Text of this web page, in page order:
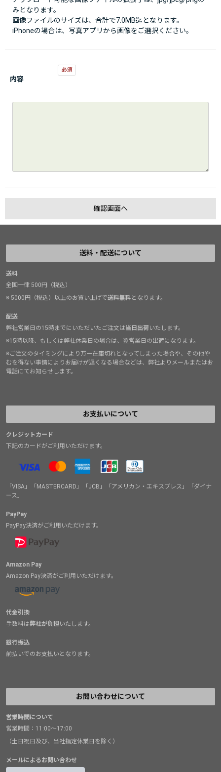
みとなります。
画像ファイルのサイズは、合計で7.0MB迄となります。
iPhoneの場合は、写真アプリから画像をご選択ください。
内容
送料・配送について
送料
全国一律 500円（税込）
※ 5000円（税込）以上のお買い上げで送料無料となります。
配送
弊社営業日の15時までにいただいたご注文は当日出荷いたします。
※15時以降、もしくは弊社休業日の場合は、翌営業日の出荷になります。
※ご注文のタイミングにより万一在庫切れとなってしまった場合や、その他や
むを得ない事情によりお届けが遅くなる場合などは、弊社よりメールまたはお
電話にてお知らせします。
お支払いについて
クレジットカード
下記のカードがご利用いただけます。
「VISA」「MASTERCARD」「JCB」「アメリカン・エキスプレス」「ダイナ
ース」
PayPay
PayPay決済がご利用いただけます。
Amazon Pay
Amazon Pay決済がご利用いただけます。
代金引換
手数料は弊社が負担いたします。
銀行振込
前払いでのお支払いとなります。
お問い合わせについて
営業時間について
営業時間：11:00～17:00
（土日祝日及び、当社指定休業日を除く）
メールによるお問い合わせ